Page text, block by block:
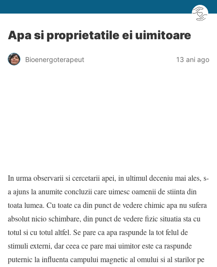
Apa si proprietatile ei uimitoare
Bioenergoterapeut 13 ani ago
In urma observarii si cercetarii apei, in ultimul deceniu mai ales, s-
a ajuns la anumite concluzii care uimesc oamenii de stiinta din
toata lumea. Cu toate ca din punct de vedere chimic apa nu sufera
absolut nicio schimbare, din punct de vedere fizic situatia sta cu
totul si cu totul altfel. Se pare ca apa raspunde la tot felul de
stimuli externi, dar ceea ce pare mai uimitor este ca raspunde
puternic la influenta campului magnetic al omului si al starilor pe